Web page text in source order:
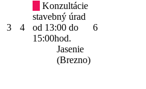
3 4
Konzultácie
stavebný úrad
od 13:00 do
15:00hod.
Jasenie
(Brezno)
6